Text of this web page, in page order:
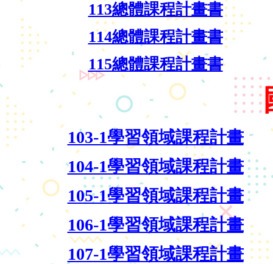
113總體課程計畫書
114總體課程計畫書
115總體課程計畫書
103-1學習領域課程計畫
104-1學習領域課程計畫
105-1學習領域課程計畫
106-1學習領域課程計畫
107-1學習領域課程計畫